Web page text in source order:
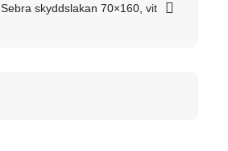
Sebra skyddslakan 70×160, vit